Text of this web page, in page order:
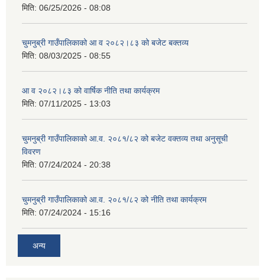
मिति: 06/25/2026 - 08:08
चुमनुब्री गाउँपालिकाको आ व २०८२।८३ को बजेट बक्तव्य
मिति: 08/03/2025 - 08:55
आ व २०८२।८३ को वार्षिक नीति तथा कार्यक्रम
मिति: 07/11/2025 - 13:03
चुमनुब्री गाउँपालिकाको आ.व. २०८१/८२ को बजेट वक्तव्य तथा अनुसूची
विवरण
मिति: 07/24/2024 - 20:38
चुमनुब्री गाउँपालिकाको आ.व. २०८१/८२ को नीति तथा कार्यक्रम
मिति: 07/24/2024 - 15:16
अन्य